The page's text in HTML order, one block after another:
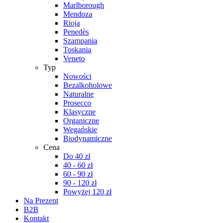
Marlborough
Mendoza
Rioja
Penedès
Szampania
Toskania
Veneto
Typ
Nowości
Bezalkoholowe
Naturalne
Prosecco
Klasyczne
Organiczne
Wegańskie
Biodynamiczne
Cena
Do 40 zł
40 - 60 zł
60 - 90 zł
90 - 120 zł
Powyżej 120 zł
Na Prezent
B2B
Kontakt